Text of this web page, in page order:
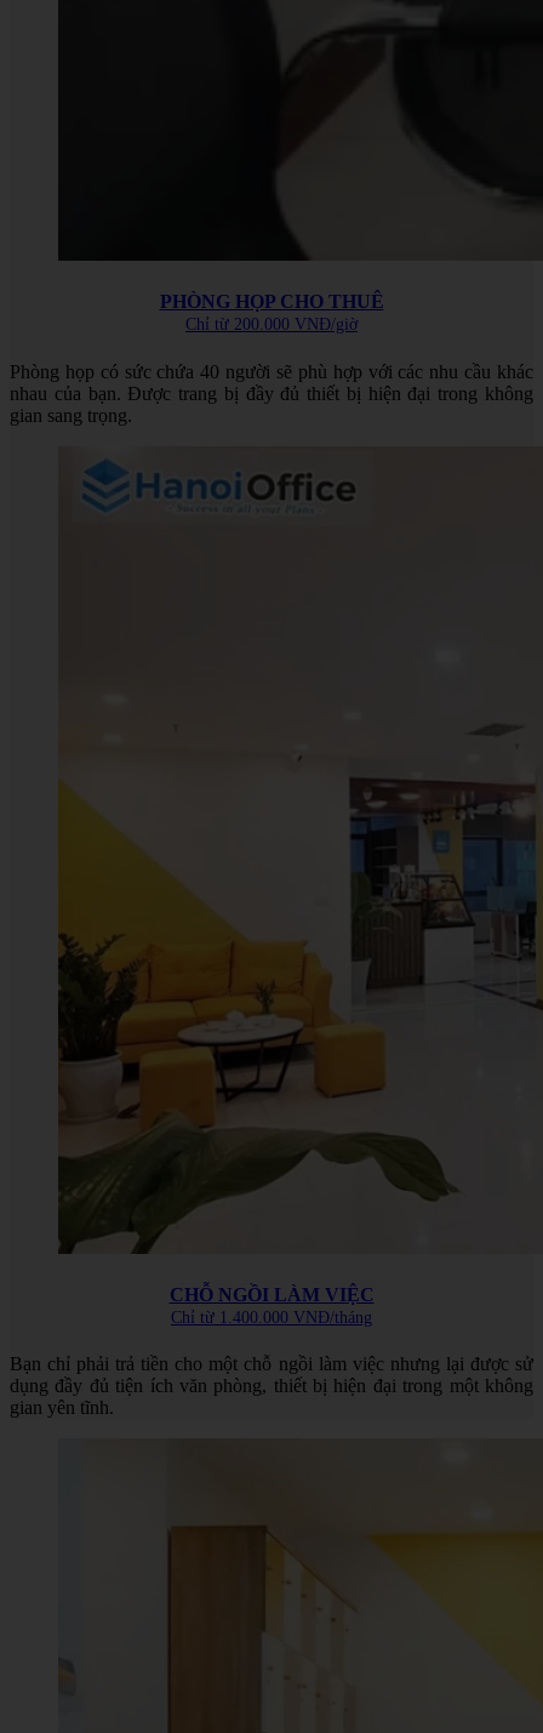
PHÒNG HỌP CHO THUÊ
Chỉ từ 200.000 VNĐ/giờ
Phòng họp có sức chứa 40 người sẽ phù hợp với các nhu cầu khác
nhau của bạn. Được trang bị đầy đủ thiết bị hiện đại trong không
gian sang trọng.
CHỖ NGỒI LÀM VIỆC
Chỉ từ 1.400.000 VNĐ/tháng
Bạn chỉ phải trả tiền cho một chỗ ngồi làm việc nhưng lại được sử
dụng đầy đủ tiện ích văn phòng, thiết bị hiện đại trong một không
gian yên tĩnh.